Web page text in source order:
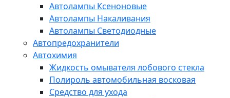
Автолампы Ксеноновые
Автолампы Накаливания
Автолампы Светодиодные
Автопредохранители
Автохимия
Жидкость омывателя лобового стекла
Полироль автомобильная восковая
Средство для ухода